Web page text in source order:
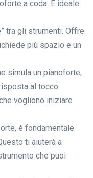
a coda. È ideale
tra gli strumenti. Offre
più spazio e un
simula un pianoforte,
al tocco
vogliono iniziare
è fondamentale
ti aiuterà a
che puoi